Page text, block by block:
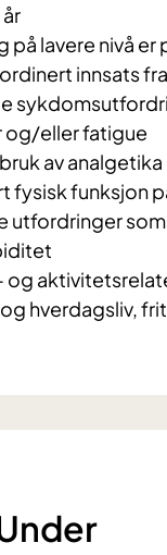
på lavere nivå
innsats
og/eller fatigue
av analgetika
fysisk funksjon
utfordringer
og
hverdagsliv,